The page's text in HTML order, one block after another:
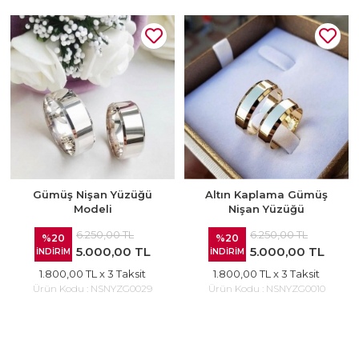
Gümüş Nişan Yüzüğü
Modeli
%20
İNDİRİM
6.250,00 TL
5.000,00 TL
1.800,00 TL x 3 Taksit
Ürün Kodu : NSNYZG0029
Altın Kaplama Gümüş
Nişan Yüzüğü
%20
İNDİRİM
6.250,00 TL
5.000,00 TL
1.800,00 TL x 3 Taksit
Ürün Kodu : NSNYZG0010